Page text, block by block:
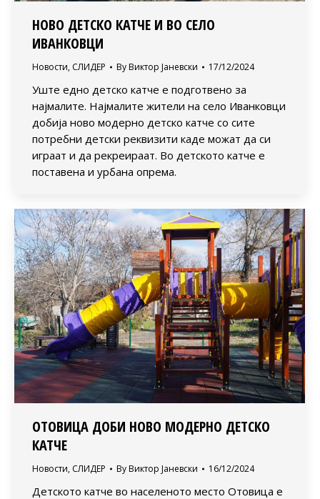
НОВО ДЕТСКО КАТЧЕ И ВО СЕЛО
ИВАНКОВЦИ
Новости, СЛИДЕР By Виктор Јаневски 17/12/2024
Уште едно детско катче е подготвено за
најмалите. Најмалите жители на село Иванковци
добија ново модерно детско катче со сите
потребни детски реквизити каде можат да си
играат и да рекреираат. Во детското катче е
поставена и урбана опрема.
ОТОВИЦА ДОБИ НОВО МОДЕРНО ДЕТСКО
КАТЧЕ
Новости, СЛИДЕР By Виктор Јаневски 16/12/2024
Детското катче во населеното место Отовица е